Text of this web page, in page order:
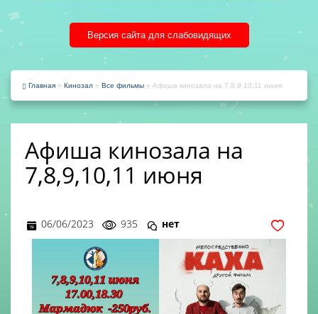
Версия сайта для слабовидящих
Главная » Кинозал » Все фильмы » Афиша кинозала на 7,8,9,10,11 июня
Афиша кинозала на
7,8,9,10,11 июня
06/06/2023 935 нет